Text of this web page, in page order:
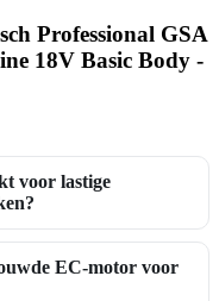
Professional GSA
18V Basic Body -
voor lastige
EC-motor voor